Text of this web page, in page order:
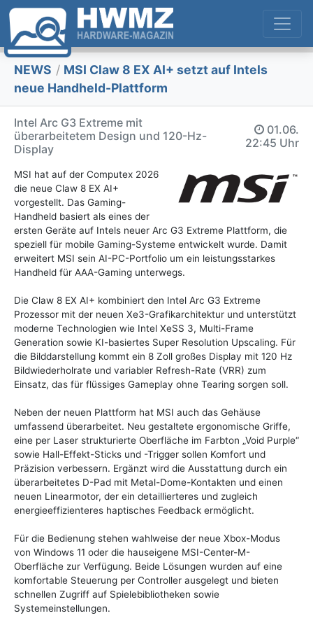
NEWS / MSI Claw 8 EX AI+ setzt auf Intels
neue Handheld-Plattform
Intel Arc G3 Extreme mit
überarbeitetem Design und 120-Hz-
Display
01.06.
22:45 Uhr
MSI hat auf der Computex 2026
die neue Claw 8 EX AI+
vorgestellt. Das Gaming-
Handheld basiert als eines der
ersten Geräte auf Intels neuer Arc G3 Extreme Plattform, die
speziell für mobile Gaming-Systeme entwickelt wurde. Damit
erweitert MSI sein AI-PC-Portfolio um ein leistungsstarkes
Handheld für AAA-Gaming unterwegs.
Die Claw 8 EX AI+ kombiniert den Intel Arc G3 Extreme
Prozessor mit der neuen Xe3-Grafikarchitektur und unterstützt
moderne Technologien wie Intel XeSS 3, Multi-Frame
Generation sowie KI-basiertes Super Resolution Upscaling. Für
die Bilddarstellung kommt ein 8 Zoll großes Display mit 120 Hz
Bildwiederholrate und variabler Refresh-Rate (VRR) zum
Einsatz, das für flüssiges Gameplay ohne Tearing sorgen soll.
Neben der neuen Plattform hat MSI auch das Gehäuse
umfassend überarbeitet. Neu gestaltete ergonomische Griffe,
eine per Laser strukturierte Oberfläche im Farbton „Void Purple“
sowie Hall-Effekt-Sticks und -Trigger sollen Komfort und
Präzision verbessern. Ergänzt wird die Ausstattung durch ein
überarbeitetes D-Pad mit Metal-Dome-Kontakten und einen
neuen Linearmotor, der ein detaillierteres und zugleich
energieeffizienteres haptisches Feedback ermöglicht.
Für die Bedienung stehen wahlweise der neue Xbox-Modus
von Windows 11 oder die hauseigene MSI-Center-M-
Oberfläche zur Verfügung. Beide Lösungen wurden auf eine
komfortable Steuerung per Controller ausgelegt und bieten
schnellen Zugriff auf Spielebibliotheken sowie
Systemeinstellungen.